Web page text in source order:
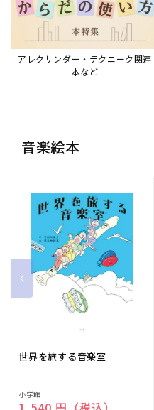
アレクサンダー・テクニーク関連
本など
音楽絵本
世界を旅する音楽室
販
小学館